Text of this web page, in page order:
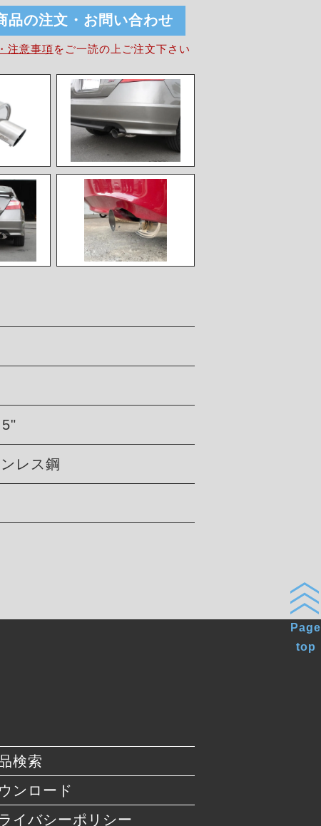
品の注文・お問い合わせ
注意事項を ご一読の上ご注文下さい
レス鋼
検索
ンロード
イバシーポリシー
Page
top